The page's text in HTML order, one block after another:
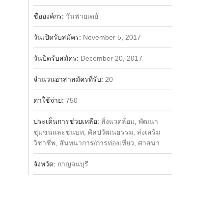
Facebook
ชื่อองค์กร: วันฟายเดย์
วันเปิดรับสมัคร: November 5, 2017
วันปิดรับสมัคร: December 20, 2017
จำนวนอาสาสมัครที่รับ: 20
ค่าใช้จ่าย: 750
ประเด็นการช่วยเหลือ: สิ่งแวดล้อม, พัฒนา
ชุมชนและชนบท, ศิลปวัฒนธรรม, ส่งเสริม
วิชาชีพ, สันทนาการ/การท่องเที่ยว, ศาสนา
จังหวัด: กาญจนบุรี